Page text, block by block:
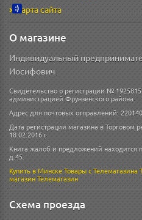
Карта сайта
О магазине
Индивидуальный
Иосифович
Свидетельство о регистрации №
администрацией Фрунзенского района.
Адрес для почтовых отправлений:
Дата регистрации магазина в Торговом
18.02.2016 г
Книга жалоб и предложений находится
д.45.
Купить в МинскеТовары с Телемагазина
магазинТелемагазин
Схема проезда